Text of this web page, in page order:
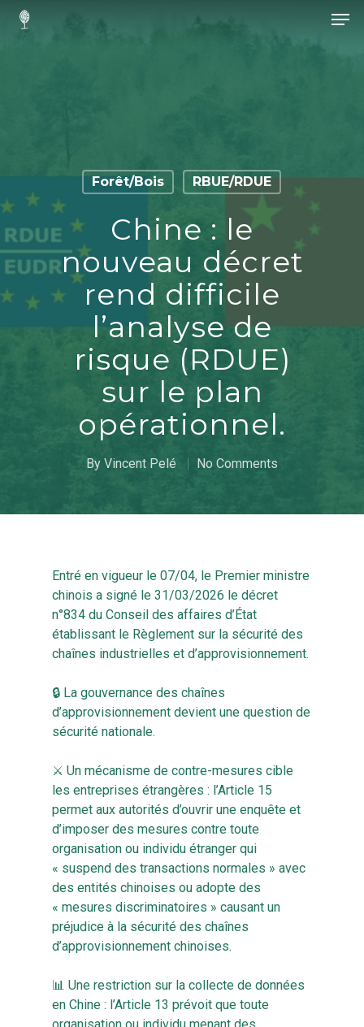
Forêt/Bois RBUE/RDUE
Chine : le
nouveau décret
rend difficile
l’analyse de
risque (RDUE)
sur le plan
opérationnel.
By Vincent Pelé No Comments
Entré en vigueur le 07/04, le Premier ministre
chinois a signé le 31/03/2026 le décret
n°834 du Conseil des affaires d’État
établissant le Règlement sur la sécurité des
chaînes industrielles et d’approvisionnement.
🔒 La gouvernance des chaînes
d’approvisionnement devient une question de
sécurité nationale.
⚔️ Un mécanisme de contre-mesures cible
les entreprises étrangères : l’Article 15
permet aux autorités d’ouvrir une enquête et
d’imposer des mesures contre toute
organisation ou individu étranger qui
« suspend des transactions normales » avec
des entités chinoises ou adopte des
« mesures discriminatoires » causant un
préjudice à la sécurité des chaînes
d’approvisionnement chinoises.
📊 Une restriction sur la collecte de données
en Chine : l’Article 13 prévoit que toute